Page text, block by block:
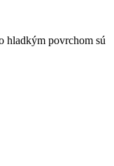
hladkým povrchom sú